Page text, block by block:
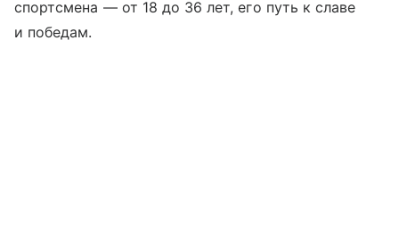
спортсмена — от 18 до 36 лет, его путь к славе
и победам.